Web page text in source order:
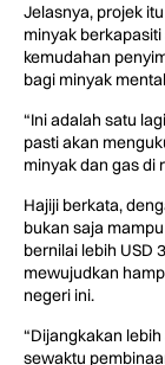
Jelasnya, projek
minyak
kemudahan
bagi minyak
“Ini adalah satu
pasti akan
minyak dan gas di
Hajiji berkata,
bukan saja
bernilai lebih USD
mewujudkan
negeri ini.
“Dijangkakan
sewaktu